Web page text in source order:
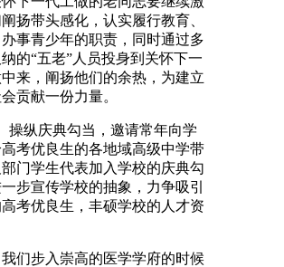
扬带头感化，认实履行教育、
事青少年的职责，同时通过多
的“五老”人员投身到关怀下一
来，阐扬他们的余热，为建立
贡献一份力量。
纵庆典勾当，邀请常年向学
考优良生的各地域高级中学带
门学生代表加入学校的庆典勾
步宣传学校的抽象，力争吸引
考优良生，丰硕学校的人才资
步入崇高的医学学府的时候